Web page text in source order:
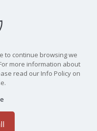
to continue browsing we
more information about
read our Info Policy on